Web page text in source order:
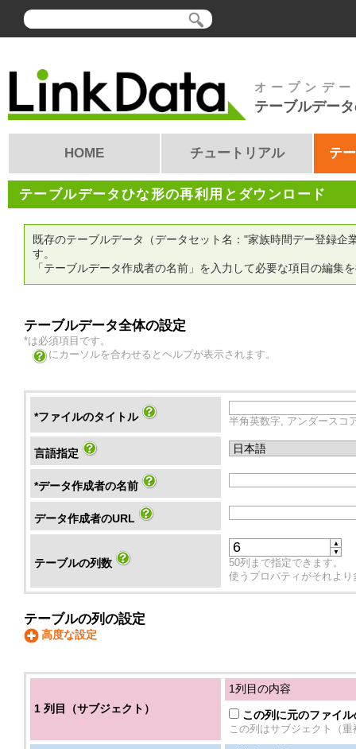
オープンデ
テーブルデー
HOME チュートリアル テ
テーブルデータひな形の再利用とダウンロード
既存のテーブルデータ（データセット名："家族時間デー登録
す。
「テーブルデータ作成者の名前」を入力して必要な項目の編集
テーブルデータ全体の設定
*は必須項目です。
にカーソルを合わせるとヘルプが表示されます。
*ファイルのタイトル 半角英数字, アンダースコ
言語指定
*データ作成者の名前
データ作成者のURL
テーブルの列数
▲
▼
50列まで指定できます。
使うプロパティがそれよ
テーブルの列の設定
高度な設定
1 列目（サブジェクト）
1列目の内容
この列に元のファイ
この列はサブジェクト（